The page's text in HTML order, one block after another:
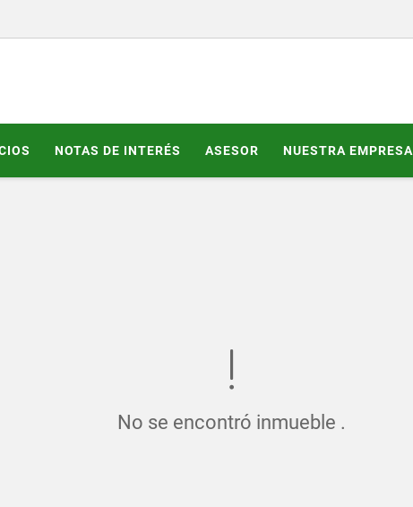
NOTAS DE INTERÉS ASESOR NUESTRA EMPRESA
No se encontró inmueble .